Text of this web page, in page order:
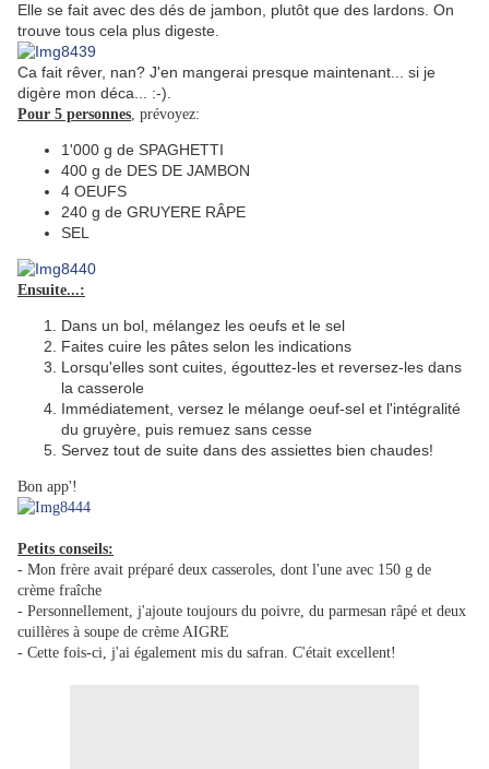
Elle se fait avec des dés de jambon, plutôt que des lardons. On
trouve tous cela plus digeste.
Ca fait rêver, nan? J'en mangerai presque maintenant... si je
digère mon déca... :-).
Pour 5 personnes, prévoyez:
1'000 g de SPAGHETTI
400 g de DES DE JAMBON
4 OEUFS
240 g de GRUYERE RÂPE
SEL
Ensuite...:
Dans un bol, mélangez les oeufs et le sel
Faites cuire les pâtes selon les indications
Lorsqu'elles sont cuites, égouttez-les et reversez-les dans
la casserole
Immédiatement, versez le mélange oeuf-sel et l'intégralité
du gruyère, puis remuez sans cesse
Servez tout de suite dans des assiettes bien chaudes!
Bon app'!
Petits conseils:
- Mon frère avait préparé deux casseroles, dont l'une avec 150 g de
crème fraîche
- Personnellement, j'ajoute toujours du poivre, du parmesan râpé et deux
cuillères à soupe de crème AIGRE
- Cette fois-ci, j'ai également mis du safran. C'était excellent!